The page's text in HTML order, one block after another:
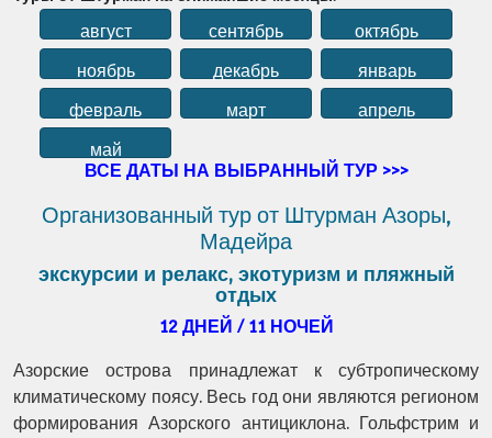
август сентябрь
октябрь
ноябрь
декабрь
январь
февраль
март
апрель
май
ВСЕ ДАТЫ НА ВЫБРАННЫЙ ТУР >>>
Организованный тур от Штурман Азоры,
Мадейра
экскурсии и релакс, экотуризм и пляжный
отдых
12 ДНЕЙ / 11 НОЧЕЙ
Азорские острова принадлежат к субтропическому
климатическому поясу. Весь год они являются регионом
формирования Азорского антициклона. Гольфстрим и